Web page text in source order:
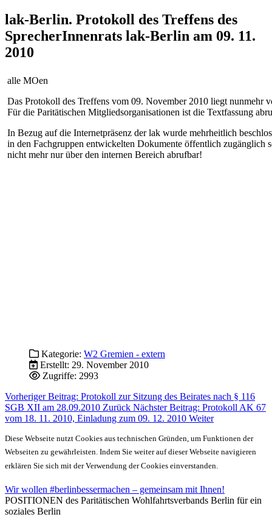
lak-Berlin. Protokoll des Treffens des
SprecherInnenrats lak-Berlin am 09. 11.
2010
alle MOen
Das Protokoll des Treffens vom 09. November 2010 liegt nunmehr
Für die Paritätischen Mitgliedsorganisationen ist die Textfassung
In Bezug auf die Internetpräsenz der lak wurde mehrheitlich
in den Fachgruppen entwickelten Dokumente öffentlich zugänglich
nicht mehr nur über den internen Bereich abrufbar!
Kategorie: W2 Gremien - extern
Erstellt: 29. November 2010
Zugriffe: 2993
Vorheriger Beitrag: Protokoll zur Sitzung des Beirates nach § 116
SGB XII am 28.09.2010 Zurück Nächster Beitrag: Protokoll AK 67
vom 18. 11. 2010, Einladung zum 09. 12. 2010 Weiter
Diese Webseite nutzt Cookies aus technischen Gründen, um Funktionen der
Webseiten zu gewährleisten. Indem Sie weiter auf dieser Webseite navigieren
erklären Sie sich mit der Verwendung der Cookies einverstanden.
Wir wollen #berlinbessermachen – gemeinsam mit Ihnen!
POSITIONEN des Paritätischen Wohlfahrtsverbands Berlin für ein
soziales Berlin